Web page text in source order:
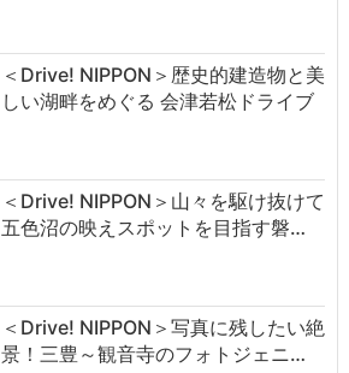
＜Drive! NIPPON＞歴史的建造物と美
しい湖畔をめぐる 会津若松ドライブ
＜Drive! NIPPON＞山々を駆け抜けて
五色沼の映えスポットを目指す磐…
＜Drive! NIPPON＞写真に残したい絶
景！三豊～観音寺のフォトジェニ…